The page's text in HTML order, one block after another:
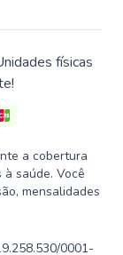
físicas
a cobertura
saúde. Você
mensalidades
0001-